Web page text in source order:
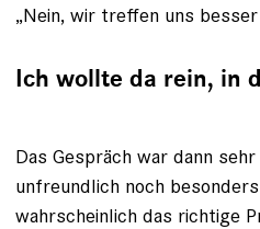
„Nein, wir treffen uns besser
Ich wollte da rein, in
Das Gespräch war dann
unfreundlich noch
wahrscheinlich das richtige